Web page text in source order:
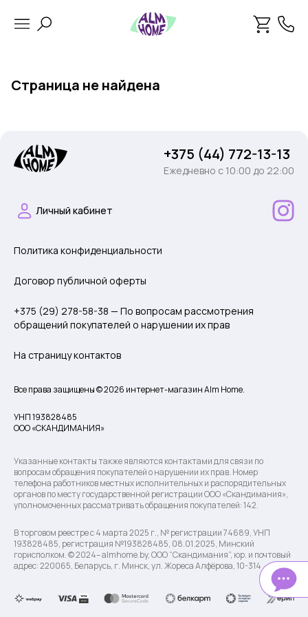
Страница не найдена
+375 (44) 772-13-13
Ежедневно c 10:00 до 22:00
Личный кабинет
Политика конфиденциальности
Договор публичной оферты
+375 (29) 278-58-38 — По вопросам рассмотрения
обращений покупателей о нарушении их прав
На страницу контактов
Все права защищены © 2026 интернет-магазин Alm Home.
УНП 193828485
ООО «СКАНДИМАНИЯ»
Указанные контакты также являются контактами для связи по
вопросам обращения покупателей о нарушении их прав. Номер
телефона работников местных исполнительных и распорядительных
органов по месту государственной регистрации ООО «Скандимания»,
уполномоченных рассматривать обращения покупателей: 142.
В торговом реестре с 4 марта 2025 г., № регистрации 74689, УНП
193828485, регистрация №193828485, 08.01.2025, Минский
горисполком. © 2024– almhome.by, ООО “Скандимания”, юр. и почтовый
адрес: 220065, Беларусь, г. Минск, ул. Жореса Алфёрова, 10-314